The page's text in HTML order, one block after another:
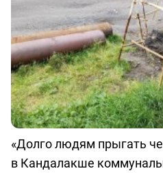
«Долго людям прыгать
в Кандалакше